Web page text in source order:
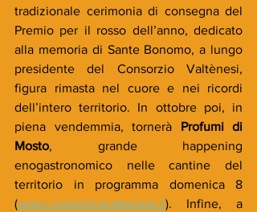
tradizionale cerimonia di consegna del
Premio per il rosso dell’anno, dedicato
alla memoria di Sante Bonomo, a lungo
presidente del Consorzio Valtènesi,
figura rimasta nel cuore e nei ricordi
dell’intero territorio. In ottobre poi, in
piena vendemmia, tornerà
Profumi di
Mosto, grande happening
enogastronomico nelle cantine del
territorio in programma domenica 8
(www.consorziovaltenesi.it). Infine, a